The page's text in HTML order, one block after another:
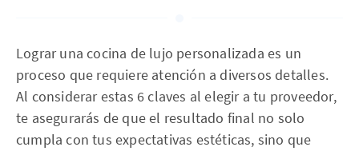
Lograr una cocina de lujo personalizada es un
proceso que requiere atención a diversos detalles.
Al considerar estas 6 claves al elegir a tu proveedor,
te asegurarás de que el resultado final no solo
cumpla con tus expectativas estéticas, sino que